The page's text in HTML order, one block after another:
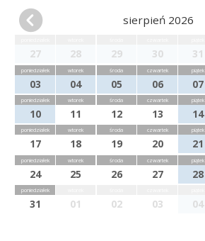
sierpień 2026
27 28 29 30 31
poniedziałek
03
wtorek
04
środa
05
czwartek
06
piątek
07
poniedziałek
10
wtorek
11
środa
12
czwartek
13
piątek
14
poniedziałek
17
wtorek
18
środa
19
czwartek
20
piątek
21
poniedziałek
24
wtorek
25
środa
26
czwartek
27
piątek
28
poniedziałek
31 01 02 03 04